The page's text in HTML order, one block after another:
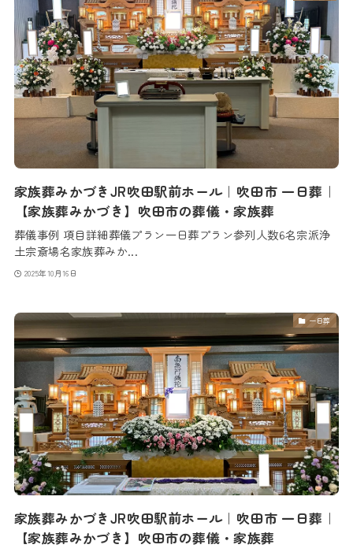
家族葬みかづきJR吹田駅前ホール｜吹田市 一日葬｜
【家族葬みかづき】吹田市の葬儀・家族葬
葬儀事例 項目詳細葬儀プラン一日葬プラン参列人数6名宗派浄
土宗斎場名家族葬みか...
2025年10月16日
一日葬
家族葬みかづきJR吹田駅前ホール｜吹田市 一日葬｜
【家族葬みかづき】吹田市の葬儀・家族葬